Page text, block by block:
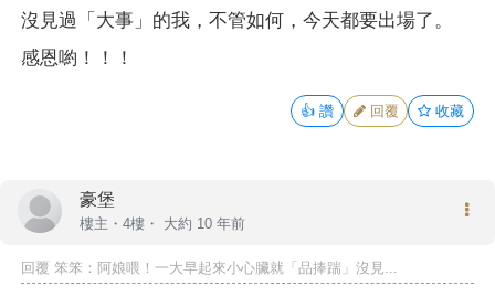
沒見過「大事」的我，不管如何，今天都要出場了。
感恩喲！！！
👍 讚 回覆 收藏
豪堡
樓主 ・4樓・ 大約 10 年前
回覆 笨笨 ：阿娘喂！一大早起來小心臟就「品捧踹」沒見...